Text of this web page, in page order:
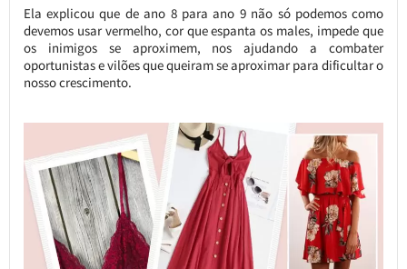
Ela explicou que de ano 8 para ano 9 não só podemos como
devemos usar vermelho, cor que espanta os males, impede que
os inimigos se aproximem, nos ajudando a combater
oportunistas e vilões que queiram se aproximar para dificultar o
nosso crescimento.